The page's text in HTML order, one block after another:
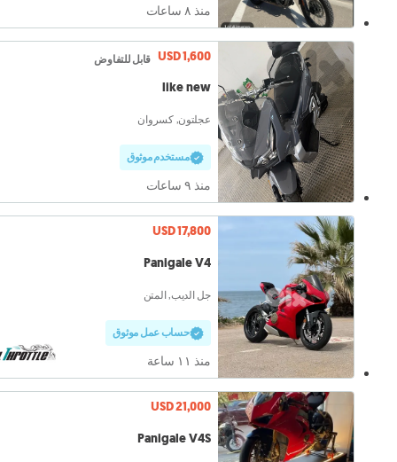
منذ ٨ ساعات
USD 1,600 قابل للتفاوض
like new
عجلتون, كسروان
مستخدم موثوق
منذ ٩ ساعات
USD 17,800
Panigale V4
جل الديب, المتن
حساب عمل موثوق
منذ ١١ ساعة
USD 21,000
Panigale V4S